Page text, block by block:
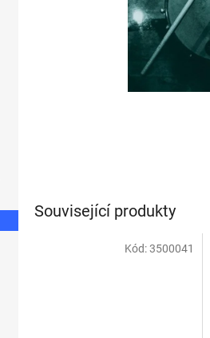
Související produkty
Kód:3500041